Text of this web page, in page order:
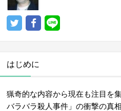
はじめに
猟奇的な内容から現在も注目を
バラバラ殺人事件」の衝撃の真